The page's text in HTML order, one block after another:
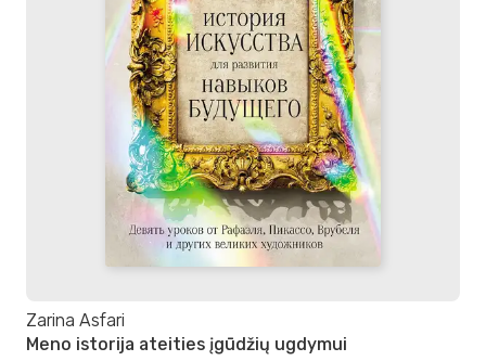
Zarina Asfari
Meno istorija ateities įgūdžių ugdymui